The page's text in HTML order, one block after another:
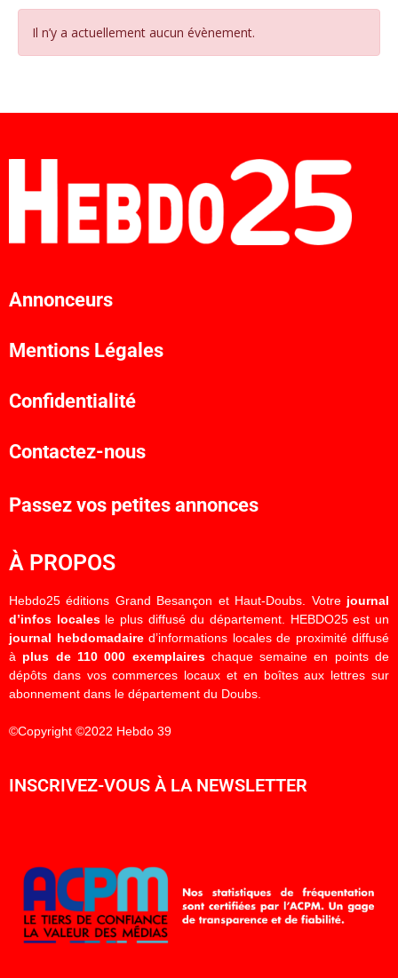
Il n’y a actuellement aucun évènement.
Annonceurs
Mentions Légales
Confidentialité
Contactez-nous
Passez vos petites annonces
À PROPOS
Hebdo25 éditions Grand Besançon et Haut-Doubs. Votre journal
d’infos localesle plus diffusé du département. HEBDO25 est un
journal hebdomadaired’informations locales de proximité diffusé
à plus de 110 000 exemplaireschaque semaine en points de
dépôts dans vos commerces locaux et en boîtes aux lettres sur
abonnement dans le département du Doubs.
©Copyright ©2022 Hebdo 39
INSCRIVEZ-VOUS À LA NEWSLETTER